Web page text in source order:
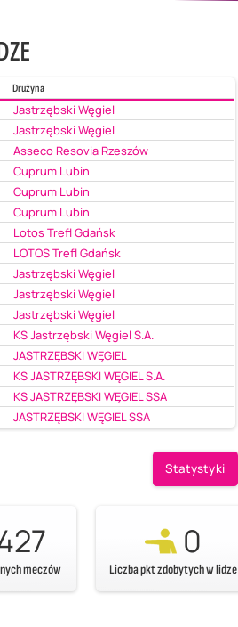
Drużyna
Jastrzębski Węgiel
Jastrzębski Węgiel
Asseco Resovia Rzeszów
Cuprum Lubin
Cuprum Lubin
Cuprum Lubin
Lotos Trefl Gdańsk
LOTOS Trefl Gdańsk
Jastrzębski Węgiel
Jastrzębski Węgiel
Jastrzębski Węgiel
KS Jastrzębski Węgiel S.A.
JASTRZĘBSKI WĘGIEL
KS JASTRZĘBSKI WĘGIEL S.A.
KS JASTRZĘBSKI WĘGIEL SSA
JASTRZĘBSKI WĘGIEL SSA
Statystyki
meczów
0
Liczba pkt zdobytych w lidze